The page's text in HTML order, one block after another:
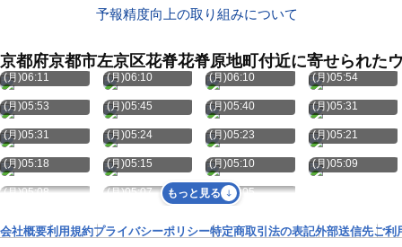
予報精度向上の取り組みについて
京都府京都市左京区花脊花脊原地町付近に寄せられた
8月10日
(月)06:11
8月10日
(月)06:10
8月10日
(月)06:10
8月10日
(月)05:54
8月10日
(月)05:53
8月10日
(月)05:45
8月10日
(月)05:40
8月10日
(月)05:31
8月10日
(月)05:31
8月10日
(月)05:24
8月10日
(月)05:23
8月10日
(月)05:21
8月10日
(月)05:18
8月10日
(月)05:15
8月10日
(月)05:10
8月10日
(月)05:09
8月10日
(月)05:08
8月10日
(月)05:07
8月10日
(月)05:05
もっと見る
会社概要利用規約プライバシーポリシー特定商取引法の表記外部送信先ご利